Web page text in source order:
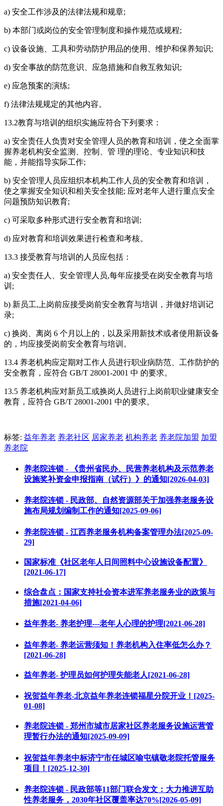
a) 安全工作涉及的法律法规和规章;
b) 本部门或岗位的安全管理制度和操作规范或规程;
c) 设备设施、工具和劳动防护用品的使用、维护和保养知识;
d) 安全事故的防范意识、应急措施和自救互救知识;
e) 应急预案的演练;
f) 法律法规规定的其他内容。
13.2教育与培训的组织实施应符合下列要求：
a) 安全责任人负责对安全管理人员的教育和培训，使之全面掌
握养老机构安全监测、控制、管 理的理论、专业知识和技
能，并能指导实际工作;
b) 安全管理人员应组织本机构工作人员的安全教育和培训，
使之掌握安全知识和相关安全技能; 应对老年人进行重点安全
问题预防知识教育;
c) 可采取多种形式进行安全教育和培训;
d) 应对教育和培训效果进行检查和考核。
13.3 接受教育与培训的人员应包括：
a) 安全责任人、安全管理人员,每年应接受在岗安全教育与培
训;
b) 新员工,上岗前应接受岗前安全教育与培训，并做好培训记
录;
c) 换岗、离岗 6 个月以上的，以及采用新技术或者使用新设备
的，均应接受岗前安全教育与培训。
13.4 养老机构应定期对工作人员进行职业病防范、工作防护的
安全教育，应符合 GB/T 28001-2001 中 的要求。
13.5 养老机构应对新员工或换岗人员进行上岗前职业健康安全
教育，应符合 GB/T 28001-2001 中的要求。
标签: 益年养老 养老社区 居家养老 机构养老 养老院加盟 加盟
养老院
养老院连锁 - 《贵州省民办、民营养老机构及示范养老
设施奖补资金申报指南（试行）》的通知[2026-04-03]
养老院连锁 - 民政部、自然资源部关于加强养老服务设
施布局规划编制工作的通知[2025-09-06]
养老院连锁 - 江西养老服务机构备案管理办法[2025-09-
29]
国家标准《社区老年人日间照料中心设施设备配置》
[2021-06-17]
综合盘点：国家支持社会资本进军养老服务业的政策与
措施[2021-04-06]
益年养老- 养老护理---老年人心理的护理[2021-06-28]
益年养老- 养老运营须知！养老机构入住率低怎么办？
[2021-06-28]
益年养老- 护理员如何护理失能老人[2021-06-28]
祝贺益年养老-北京益年养老连锁福星分院开业！[2025-
01-08]
养老院连锁 - 郑州市城市居家社区养老服务设施运营管
理暂行办法的通知[2025-09-09]
祝贺益年养老中标济宁市任城区喻屯镇敬老院托管服务
项目！[2025-12-30]
养老院连锁 - 民政部等11部门联合发文：大力推进互助
性养老服务，2030年社区覆盖率达70%[2026-05-09]